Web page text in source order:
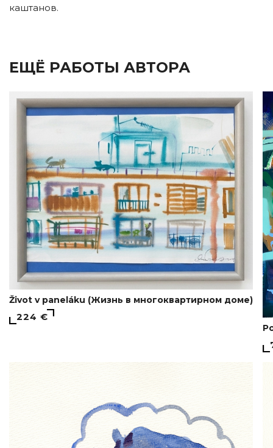
каштанов.
ЕЩЁ РАБОТЫ АВТОРА
Život v paneláku (Жизнь в многоквартирном доме)
224 €